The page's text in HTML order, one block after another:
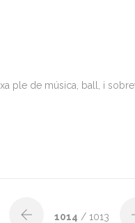
ple de música, ball, i
1014 / 1013